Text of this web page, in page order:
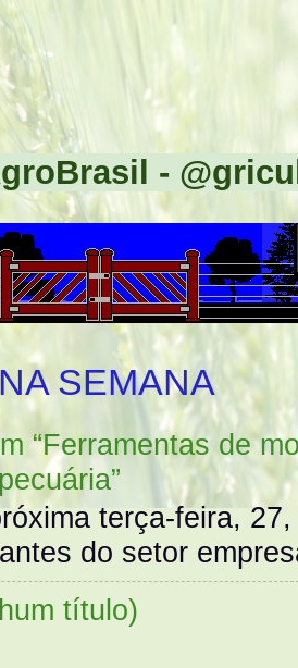
-
SEMANA
“Ferramentas de
terça-feira,
do setor
título)